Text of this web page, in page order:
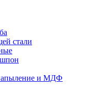
стали
и МДФ